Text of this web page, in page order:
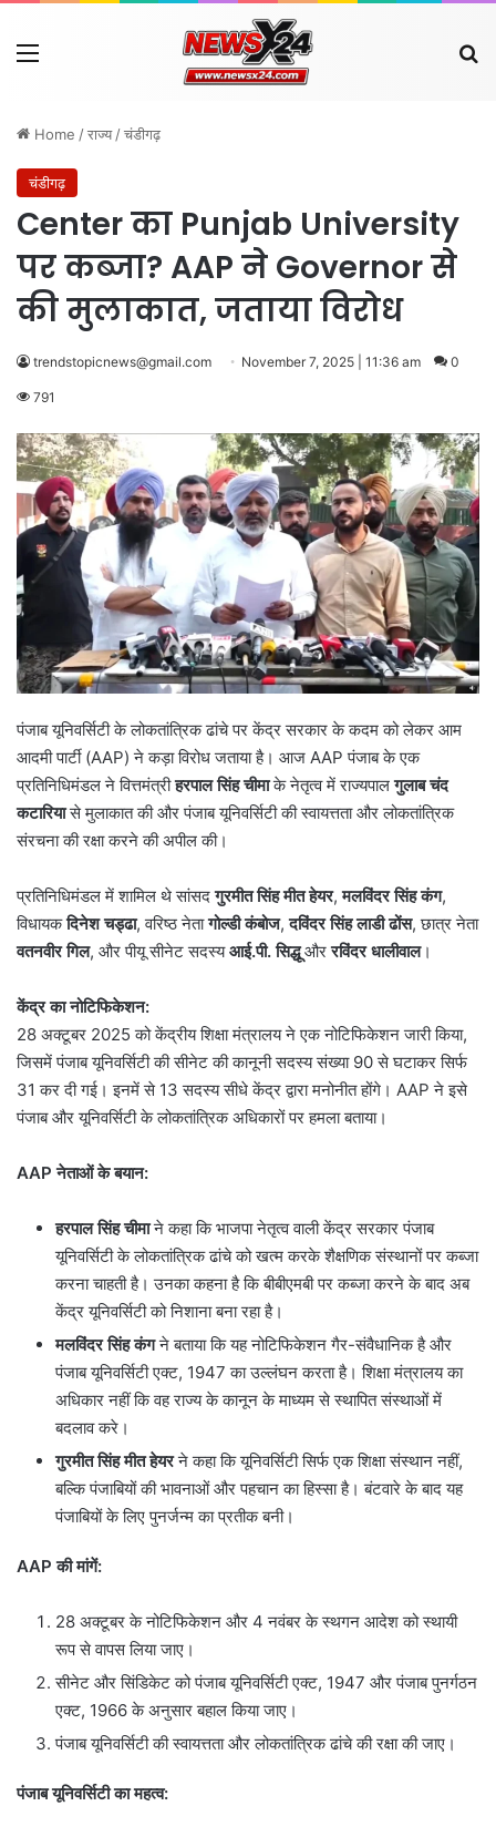
Menu
Home /राज्य /चंडीगढ़
चंडीगढ़
Center का Punjab University
पर कब्जा? AAP ने Governor से
की मुलाकात, जताया विरोध
trendstopicnews@gmail.com November 7, 2025 | 11:36 am 0
791
पंजाब यूनिवर्सिटी के लोकतांत्रिक ढांचे पर केंद्र सरकार के कदम को लेकर आम
आदमी पार्टी (AAP) ने कड़ा विरोध जताया है। आज AAP पंजाब के एक
प्रतिनिधिमंडल ने वित्तमंत्रीहरपाल सिंह चीमाके नेतृत्व में राज्यपालगुलाब चंद
कटारियासे मुलाकात की और पंजाब यूनिवर्सिटी की स्वायत्तता और लोकतांत्रिक
संरचना की रक्षा करने की अपील की।
प्रतिनिधिमंडल में शामिल थे सांसदगुरमीत सिंह मीत हेयर,मलविंदर सिंह कंग,
विधायकदिनेश चड्ढा, वरिष्ठ नेतागोल्डी कंबोज,दविंदर सिंह लाडी ढोंस, छात्र नेता
वतनवीर गिल, और पीयू सीनेट सदस्यआई.पी. सिद्धूऔररविंदर धालीवाल।
केंद्र का नोटिफिकेशन:
28 अक्टूबर 2025 को केंद्रीय शिक्षा मंत्रालय ने एक नोटिफिकेशन जारी किया,
जिसमें पंजाब यूनिवर्सिटी की सीनेट की कानूनी सदस्य संख्या 90 से घटाकर सिर्फ
31 कर दी गई। इनमें से 13 सदस्य सीधे केंद्र द्वारा मनोनीत होंगे। AAP ने इसे
पंजाब और यूनिवर्सिटी के लोकतांत्रिक अधिकारों पर हमला बताया।
AAPनेताओं के बयान:
हरपाल सिंह चीमाने कहा कि भाजपा नेतृत्व वाली केंद्र सरकार पंजाब
यूनिवर्सिटी के लोकतांत्रिक ढांचे को खत्म करके शैक्षणिक संस्थानों पर कब्जा
करना चाहती है। उनका कहना है कि बीबीएमबी पर कब्जा करने के बाद अब
केंद्र यूनिवर्सिटी को निशाना बना रहा है।
मलविंदर सिंह कंगने बताया कि यह नोटिफिकेशन गैर-संवैधानिक है और
पंजाब यूनिवर्सिटी एक्ट, 1947 का उल्लंघन करता है। शिक्षा मंत्रालय का
अधिकार नहीं कि वह राज्य के कानून के माध्यम से स्थापित संस्थाओं में
बदलाव करे।
गुरमीत सिंह मीत हेयरने कहा कि यूनिवर्सिटी सिर्फ एक शिक्षा संस्थान नहीं,
बल्कि पंजाबियों की भावनाओं और पहचान का हिस्सा है। बंटवारे के बाद यह
पंजाबियों के लिए पुनर्जन्म का प्रतीक बनी।
AAPकी मांगें:
28 अक्टूबर के नोटिफिकेशन और 4 नवंबर के स्थगन आदेश को स्थायी
रूप से वापस लिया जाए।
सीनेट और सिंडिकेट को पंजाब यूनिवर्सिटी एक्ट, 1947 और पंजाब पुनर्गठन
एक्ट, 1966 के अनुसार बहाल किया जाए।
पंजाब यूनिवर्सिटी की स्वायत्तता और लोकतांत्रिक ढांचे की रक्षा की जाए।
पंजाब यूनिवर्सिटी का महत्व: